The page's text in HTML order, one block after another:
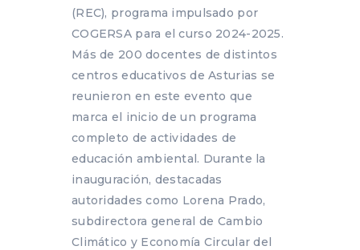
(REC), programa impulsado por
COGERSA para el curso 2024-2025.
Más de 200 docentes de distintos
centros educativos de Asturias se
reunieron en este evento que
marca el inicio de un programa
completo de actividades de
educación ambiental. Durante la
inauguración, destacadas
autoridades como Lorena Prado,
subdirectora general de Cambio
Climático y Economía Circular del